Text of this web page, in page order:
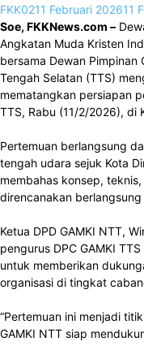
FKK0211 Februari 202611
Soe, FKKNews.com –
Angkatan Muda Kristen
bersama Dewan Pimpinan
Tengah Selatan (TTS)
mematangkan persiapan
TTS, Rabu (11/2/2026), di
Pertemuan berlangsung
tengah udara sejuk Kota
membahas konsep,
direncanakan
Ketua DPD GAMKI NTT,
pengurus DPC GAMKI
untuk memberikan
organisasi di tingkat
“Pertemuan ini menjadi
GAMKI NTT siap